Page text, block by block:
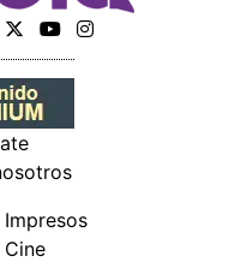
Impresos
Cine